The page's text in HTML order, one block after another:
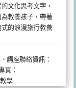
的文化思考文字，
教養孩子，帶著
的浪漫旅行教養
講座聯絡資訊：
頁：
學